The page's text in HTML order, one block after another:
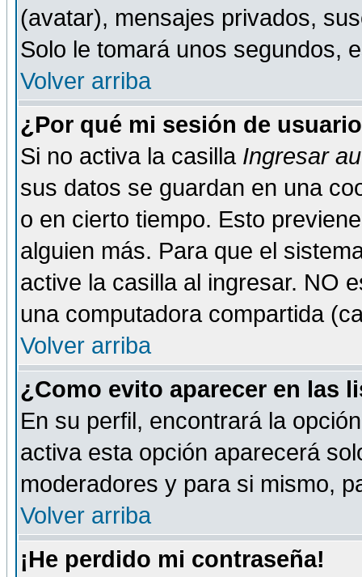
(avatar), mensajes privados,
Solo le tomará unos segundos,
Volver arriba
¿Por qué mi sesión de
Si no activa la casilla Ingresar
sus datos se guardan en una
o en cierto tiempo. Esto
alguien más. Para que el
active la casilla al ingresar. NO
una computadora compartida
Volver arriba
¿Como evito aparecer en las
En su perfil, encontrará la
activa esta opción aparecerá
moderadores y para si mismo,
Volver arriba
¡He perdido mi contraseña!